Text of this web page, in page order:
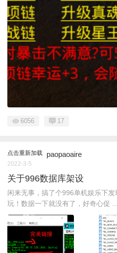
6056 17
点击重新加载 paopaoaire
2022-3-5
关于996数据库架设
闲来无事，搞了个996单机娱乐下
玩！数据一下就没有了，好奇心促 ...